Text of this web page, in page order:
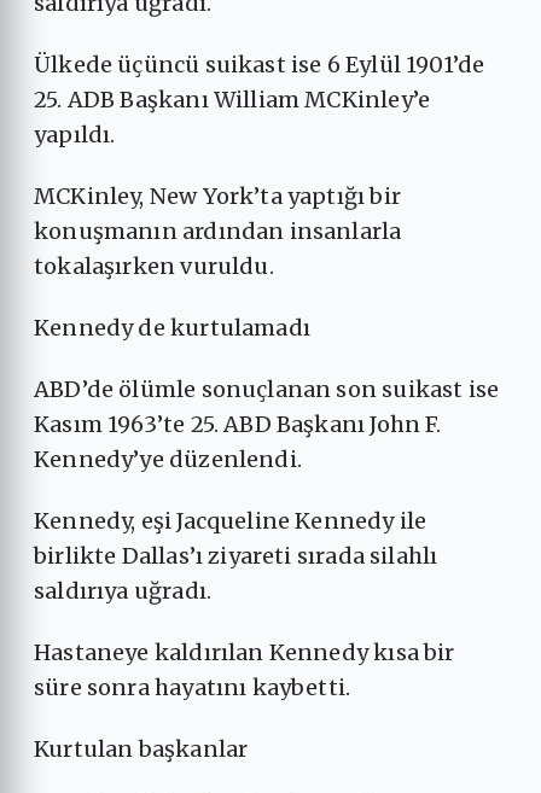
Ülkede üçüncü suikast ise 6 Eylül 1901’de
25. ADB Başkanı William MCKinley’e
yapıldı.
MCKinley, New York’ta yaptığı bir
konuşmanın ardından insanlarla
tokalaşırken vuruldu.
Kennedy de kurtulamadı
ABD’de ölümle sonuçlanan son suikast ise
Kasım 1963’te 25. ABD Başkanı John F.
Kennedy’ye düzenlendi.
Kennedy, eşi Jacqueline Kennedy ile
birlikte Dallas’ı ziyareti sırada silahlı
saldırıya uğradı.
Hastaneye kaldırılan Kennedy kısa bir
süre sonra hayatını kaybetti.
Kurtulan başkanlar